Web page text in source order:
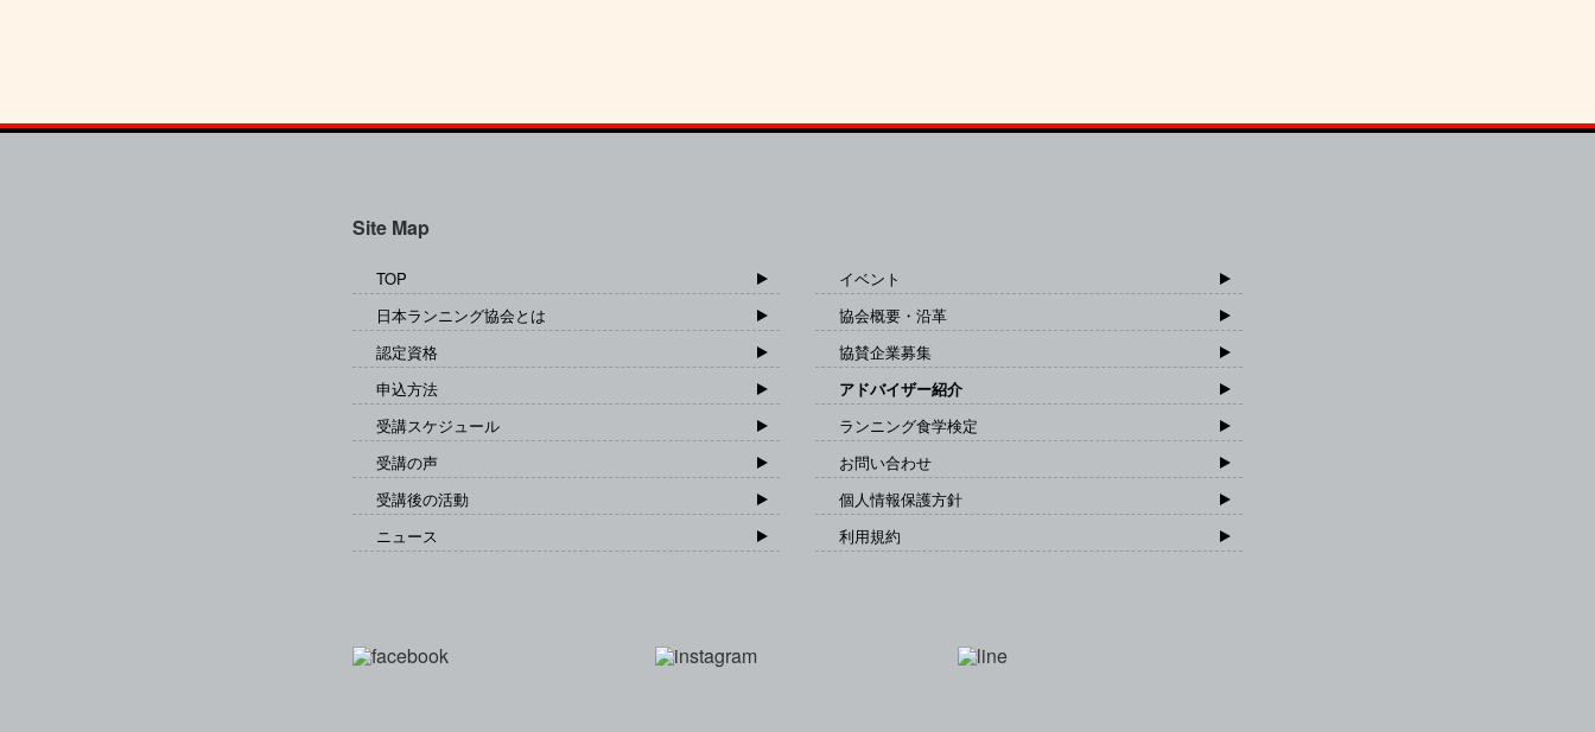
Site Map
TOP
日本ランニング協会とは
認定資格
申込方法
受講スケジュール
受講の声
受講後の活動
ニュース
イベント
協会概要・沿革
協賛企業募集
アドバイザー紹介
ランニング食学検定
お問い合わせ
個人情報保護方針
利用規約